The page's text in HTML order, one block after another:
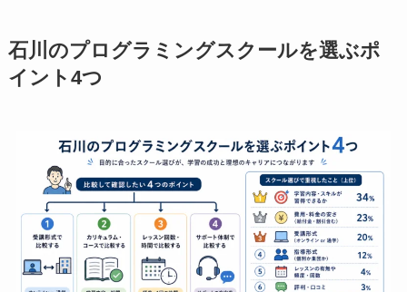
石川のプログラミングスクールを選ぶポ
イント4つ